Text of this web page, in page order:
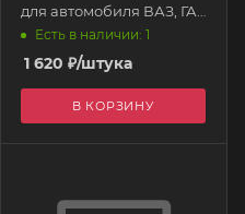
для автомобиля ВАЗ, ГАЗ
универсальный С
диффузором
Есть в наличии: 1
1 620 ₽/штука
В КОРЗИНУ